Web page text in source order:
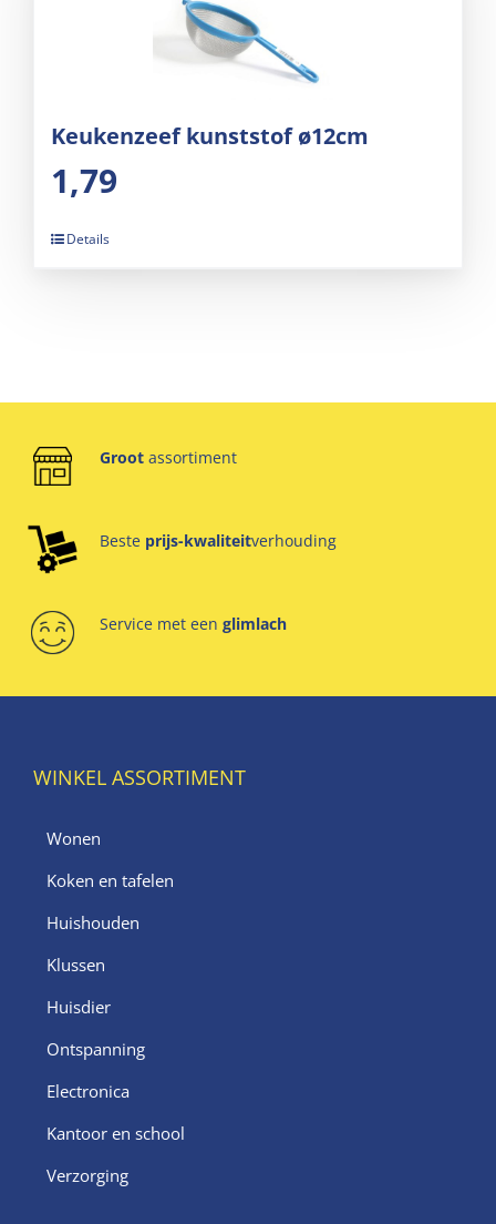
Keukenzeef kunststof ø12cm
1,79
Details
Groot assortiment
Beste prijs-kwaliteitverhouding
Service met een glimlach
WINKEL ASSORTIMENT
Wonen
Koken en tafelen
Huishouden
Klussen
Huisdier
Ontspanning
Electronica
Kantoor en school
Verzorging